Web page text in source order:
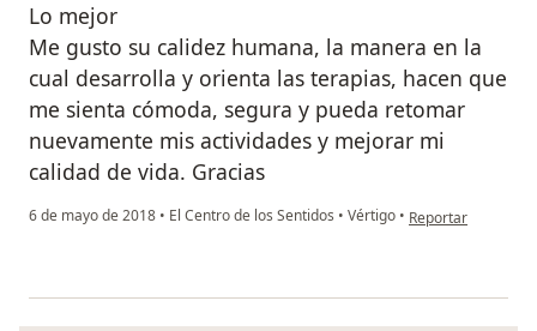
Lo mejor
Me gusto su calidez humana, la manera en la
cual desarrolla y orienta las terapias, hacen que
me sienta cómoda, segura y pueda retomar
nuevamente mis actividades y mejorar mi
calidad de vida. Gracias
6 de mayo de 2018 • El Centro de los Sentidos • Vértigo • en opinión del
Reportar